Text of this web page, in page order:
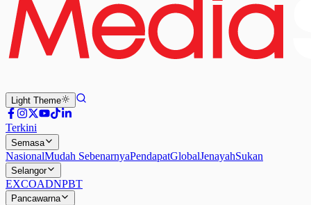
Light Theme
Terkini
Semasa
NasionalMudah SebenarnyaPendapatGlobalJenayahSukan
Selangor
EXCOADNPBT
Pancawarna